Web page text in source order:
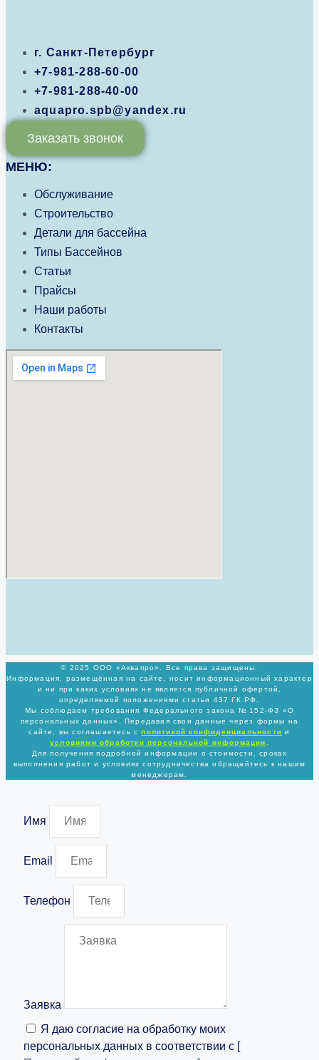
г. Санкт-Петербург
+7-981-288-60-00
+7-981-288-40-00
aquapro.spb@yandex.ru
Заказать звонок
МЕНЮ:
Обслуживание
Строительство
Детали для бассейна
Типы Бассейнов
Статьи
Прайсы
Наши работы
Контакты
© 2025 ООО «Аквапро». Все права защищены.
Информация, размещённая на сайте, носит информационный характер
и ни при каких условиях не является публичной офертой,
определяемой положениями статьи 437 ГК РФ.
Мы соблюдаем требования Федерального закона № 152-ФЗ «О
персональных данных». Передавая свои данные через формы на
сайте, вы соглашаетесь сполитикойконфиденциальности и
условиями обработки персональной информации
Для получения подробной информации о стоимости, сроках
выполнения работ и условиях сотрудничества обращайтесь к нашим
менеджерам.
Имя
Email
Телефон
Заявка
Я даю согласие на обработку моих
персональных данных в соответствии с [